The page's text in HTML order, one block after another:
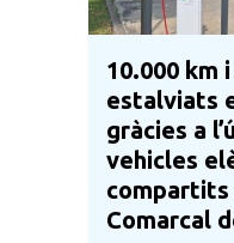
10.000 km
estalviats
gràcies a
vehicles
compartits
Comarcal